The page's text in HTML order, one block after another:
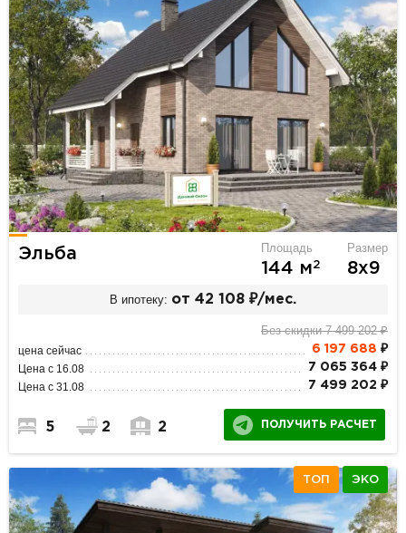
Эльба Площадь
144 м2
Размер
8х9
В ипотеку: от 42 108 ₽/мес.
Без скидки 7 499 202 ₽
цена сейчас 6 197 688 ₽
Цена с 16.08 7 065 364 ₽
Цена с 31.08 7 499 202 ₽
5 2 2 ПОЛУЧИТЬ РАСЧЕТ
ТОП ЭКО